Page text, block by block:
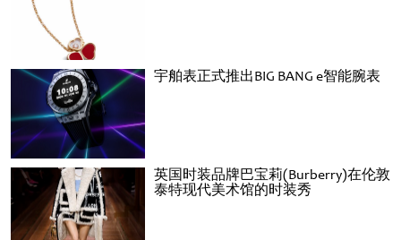
宇舶表正式推出BIG BANG e智能腕表
英国时装品牌巴宝莉(Burberry)在伦敦
泰特现代美术馆的时装秀